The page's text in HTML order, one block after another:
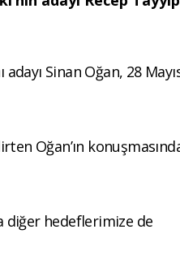
Sinan Oğan, 28
Oğan’ın
diğer hedeflerimize de